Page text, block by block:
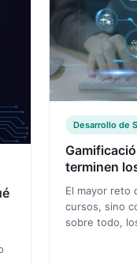
Desarrollo de
terminen
El mayor reto
cursos, sino
sobre todo,